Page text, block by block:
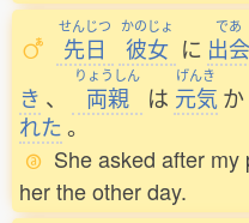
せんじつ
先日
かのじょ
彼女 に
であ
出会
き 、
りょうしん
両親 は
げんき
元気 か
れた。
She asked after
her the other day.